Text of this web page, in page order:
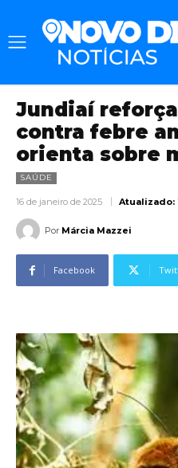
Jundiaí
contra febre
orienta sobre
SAÚDE
16 de janeiro de 2025 Atualizado:
Por Márcia Mazzei
Facebook